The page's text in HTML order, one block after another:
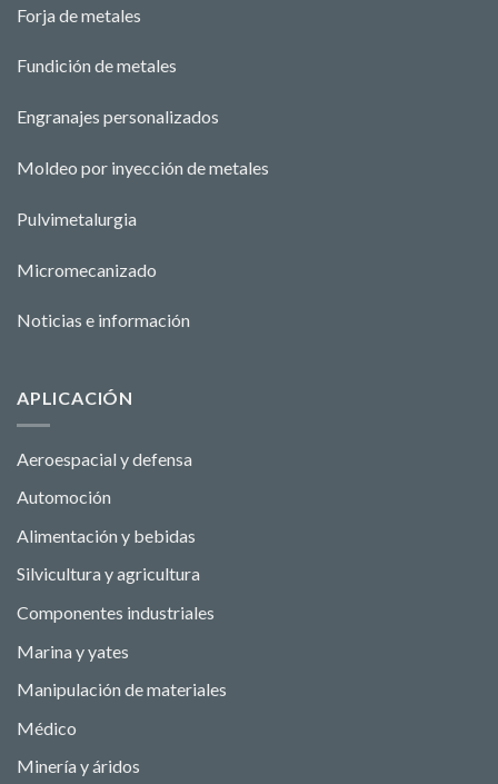
Forja de metales
Fundición de metales
Engranajes personalizados
Moldeo por inyección de metales
Pulvimetalurgia
Micromecanizado
Noticias e información
APLICACIÓN
Aeroespacial y defensa
Automoción
Alimentación y bebidas
Silvicultura y agricultura
Componentes industriales
Marina y yates
Manipulación de materiales
Médico
Minería y áridos